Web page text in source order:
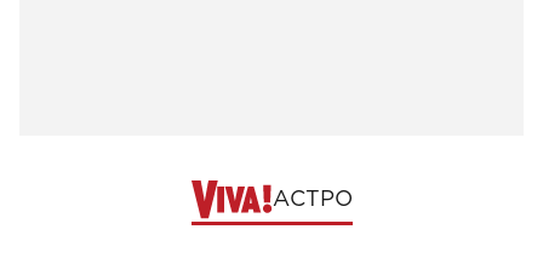
АСТРО